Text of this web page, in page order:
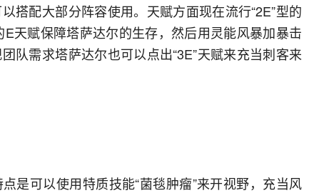
搭配大部分阵容使用。天赋方面现在流行“2E”型的
天赋保障塔萨达尔的生存，然后用灵能风暴加暴击
队需求塔萨达尔也可以点出“3E”天赋来充当刺客来
是可以使用特质技能“菌毯肿瘤”来开视野，充当风